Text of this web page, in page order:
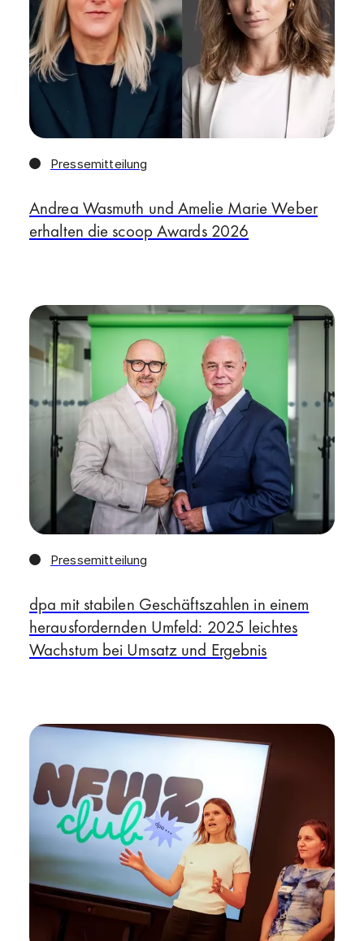
Pressemitteilung
Andrea Wasmuth und Amelie Marie Weber
erhalten die scoop Awards 2026
Pressemitteilung
dpa mit stabilen Geschäftszahlen in einem
herausfordernden Umfeld: 2025 leichtes
Wachstum bei Umsatz und Ergebnis